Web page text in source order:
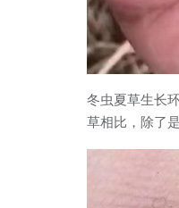
冬虫夏草生长
草相比，除了